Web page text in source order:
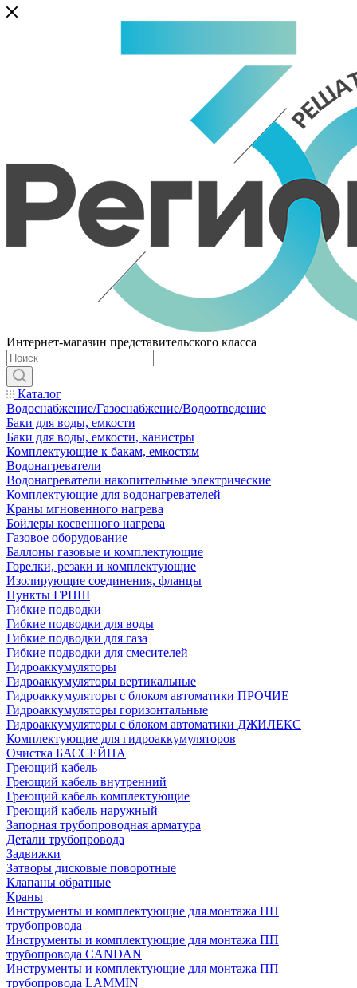
Интернет-магазин представительского класса
Каталог
Водоснабжение/Газоснабжение/Водоотведение
Баки для воды, емкости
Баки для воды, емкости, канистры
Комплектующие к бакам, емкостям
Водонагреватели
Водонагреватели накопительные электрические
Комплектующие для водонагревателей
Краны мгновенного нагрева
Бойлеры косвенного нагрева
Газовое оборудование
Баллоны газовые и комплектующие
Горелки, резаки и комплектующие
Изолирующие соединения, фланцы
Пункты ГРПШ
Гибкие подводки
Гибкие подводки для воды
Гибкие подводки для газа
Гибкие подводки для смесителей
Гидроаккумуляторы
Гидроаккумуляторы вертикальные
Гидроаккумуляторы с блоком автоматики ПРОЧИЕ
Гидроаккумуляторы горизонтальные
Гидроаккумуляторы с блоком автоматики ДЖИЛЕКС
Комплектующие для гидроаккумуляторов
Очистка БАССЕЙНА
Греющий кабель
Греющий кабель внутренний
Греющий кабель комплектующие
Греющий кабель наружный
Запорная трубопроводная арматура
Детали трубопровода
Задвижки
Затворы дисковые поворотные
Клапаны обратные
Краны
Инструменты и комплектующие для монтажа ПП
трубопровода
Инструменты и комплектующие для монтажа ПП
трубопровода CANDAN
Инструменты и комплектующие для монтажа ПП
трубопровода LAMMIN